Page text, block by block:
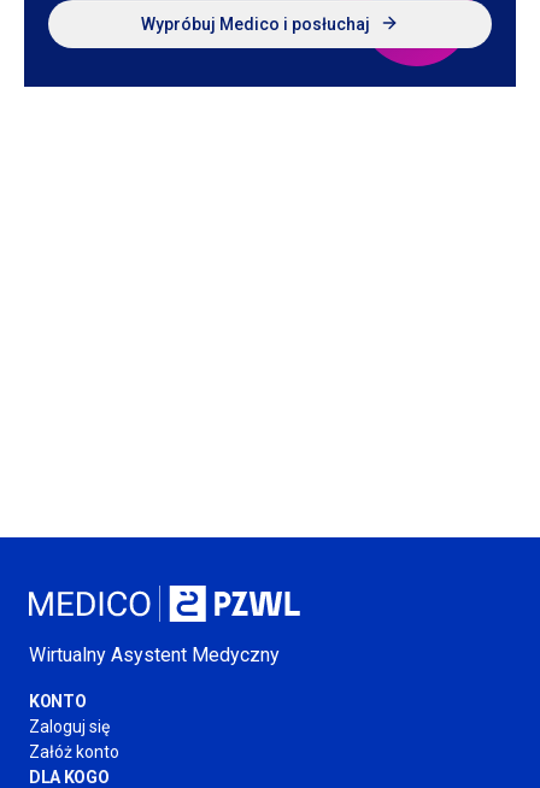
Wypróbuj Medico i posłuchaj
Wirtualny Asystent Medyczny
KONTO
Zaloguj się
Załóż konto
DLA KOGO